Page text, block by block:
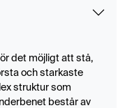
eller
eller
det möjligt att stå,
och starkaste
struktur som
består av